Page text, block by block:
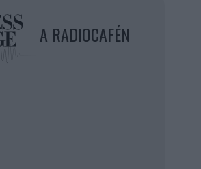
A RADIOCAFÉN